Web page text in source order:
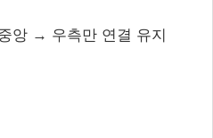
앙 → 우측만 연결 유지